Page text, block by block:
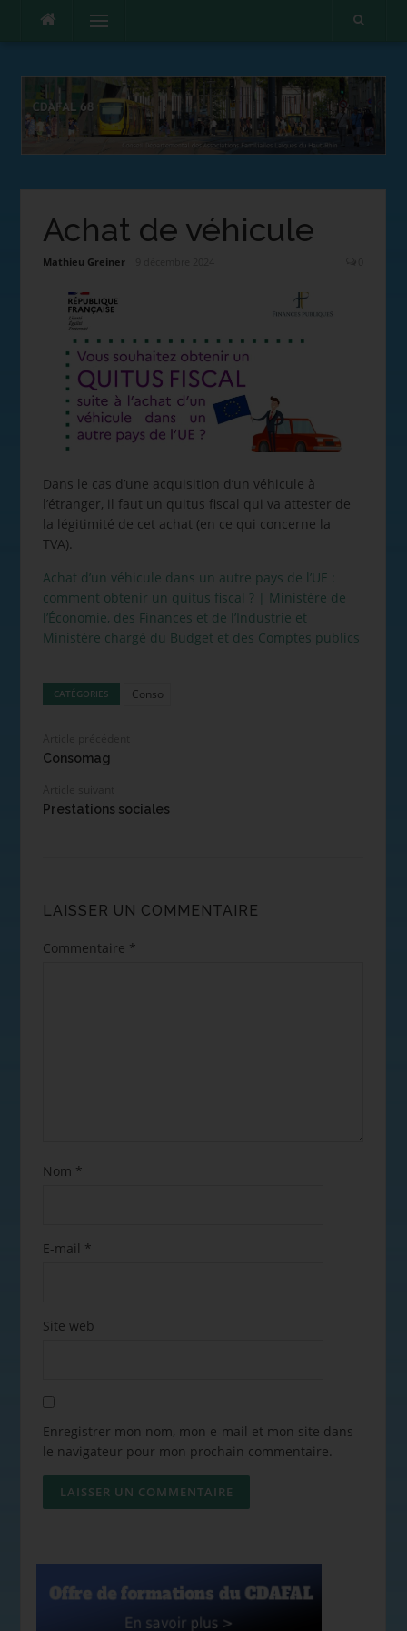
Menu
Achat de véhicule
Mathieu Greiner
Dans le cas d’une acquisition d’un véhicule à
l’étranger, il faut un quitus fiscal qui va attester de
la légitimité de cet achat (en ce qui concerne la
TVA).
Achat d’un véhicule dans un autre pays de l’UE :
comment obtenir un quitus fiscal ? | Ministère de
l’Économie, des Finances et de l’Industrie et
Ministère chargé du Budget et des Comptes publics
CATÉGORIES Conso
Consomag
Prestations sociales
LAISSER UN COMMENTAIRE
Commentaire *
Nom *
E-mail *
Site web
Enregistrer mon nom, mon e-mail et mon site dans
le navigateur pour mon prochain commentaire.